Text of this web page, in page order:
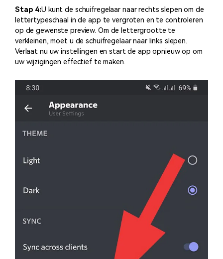
Stap 4:U kunt de schuifregelaar naar rechts slepen om de
lettertypeschaal in de app te vergroten en te controleren
op de gewenste preview. Om de lettergrootte te
verkleinen, moet u de schuifregelaar naar links slepen.
Verlaat nu uw instellingen en start de app opnieuw op om
uw wijzigingen effectief te maken.